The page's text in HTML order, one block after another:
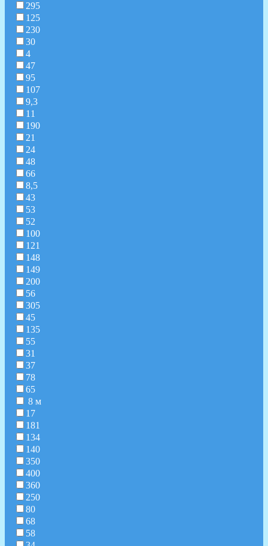
295
125
230
30
4
47
95
107
9,3
11
190
21
24
48
66
8,5
43
53
52
100
121
148
149
200
56
305
45
135
55
31
37
78
65
8 м
17
181
134
140
350
400
360
250
80
68
58